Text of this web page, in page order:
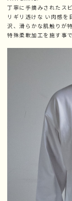
丁寧に手摘みされたス
リギリ透けな い肉感を
沢、滑らかな肌触りが
特殊柔軟加工を施す事